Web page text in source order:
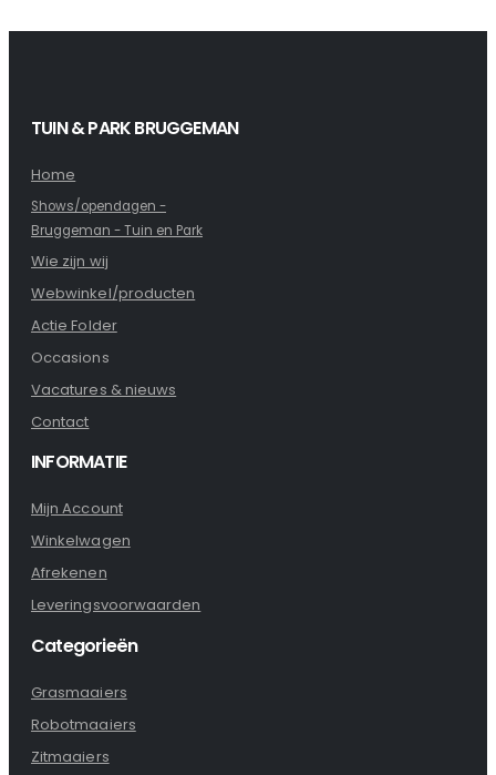
TUIN & PARK BRUGGEMAN
Home
Shows/opendagen -
Bruggeman - Tuin en Park
Wie zijn wij
Webwinkel/producten
Actie Folder
Occasions
Vacatures & nieuws
Contact
INFORMATIE
Mijn Account
Winkelwagen
Afrekenen
Leveringsvoorwaarden
Categorieën
Grasmaaiers
Robotmaaiers
Zitmaaiers